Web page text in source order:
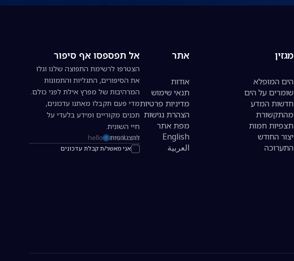
מגזין
הים המופלא
שומרים על הים
חדשות המדע
מהתקשורת
תצפיות חמות
יצור החודש
התערוכה
אתר
אודות
תנאי שימוש
מדיניות פרטיות
הצהרת נגישות
מפת אתר
English
العربية
אל תפספסו אף סיפור
הצטרפו לרשימת התפוצה שלנו וגלו
את הסיפורים, התגליות והתמונות
המרהיבות של מפרץ אילת לפני כולם.
מדי פעם תקבלו מאתנו עדכונים,
תכנים מקוריים ומידע בלעדי על
חיי השונית.
כתובת אימייל להרשמה לניוזלטר
אני מאשר/ת קבלת עדכונים
להצטרפות